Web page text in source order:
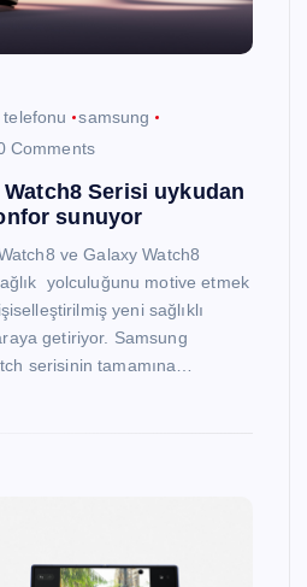
telefonu
samsung
Comments
Serisi uykudan
sunuyor
ve Galaxy Watch8
yolculuğunu motive etmek
yeni sağlıklı
getiriyor. Samsung
serisinin tamamına…